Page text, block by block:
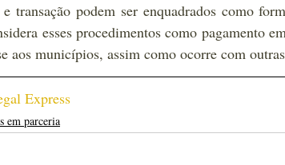
e transação podem ser enquadrados como
esses procedimentos como pagamento
aos municípios, assim como ocorre com
Express
em parceria